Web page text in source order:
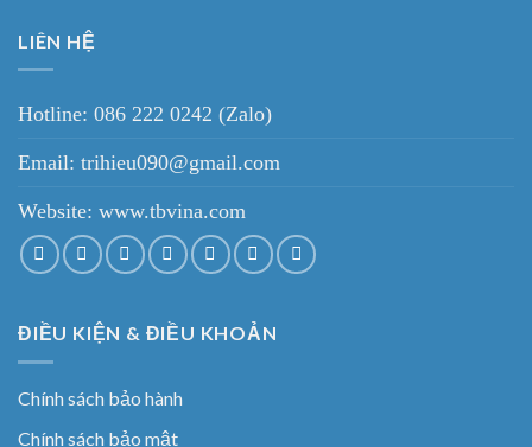
LIÊN HỆ
Hotline: 086 222 0242 (Zalo)
Email: trihieu090@gmail.com
Website: www.tbvina.com
ĐIỀU KIỆN & ĐIỀU KHOẢN
Chính sách bảo hành
Chính sách bảo mật